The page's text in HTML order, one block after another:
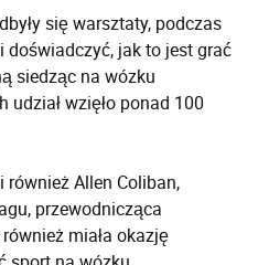
się warsztaty, podczas
doświadczyć, jak to jest grać
siedząc na wózku
wzięło ponad 100
Allen Coliban,
przewodnicząca
miała okazję